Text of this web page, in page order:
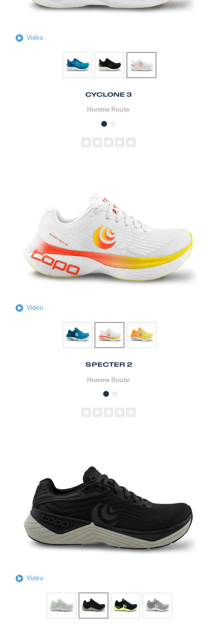
Vidéo
CYCLONE 3
Homme Route
Vidéo
SPECTER 2
Homme Route
Vidéo